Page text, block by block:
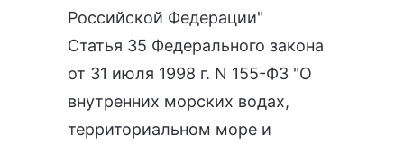
Российской Федерации"
Статья 35 Федерального закона
от 31 июля 1998 г. N 155-ФЗ "О
внутренних морских водах,
территориальном море и